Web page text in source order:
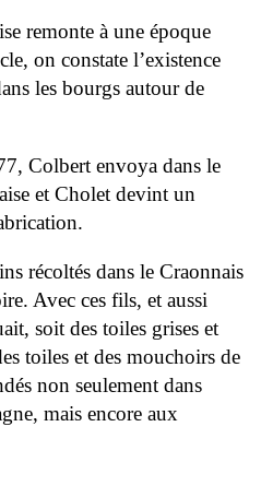
remonte à une époque
on constate l’existence
les bourgs autour de
Colbert envoya dans le
et Cholet devint un
récoltés dans le Craonnais
Avec ces fils, et aussi
soit des toiles grises et
toiles et des mouchoirs de
non seulement dans
mais encore aux